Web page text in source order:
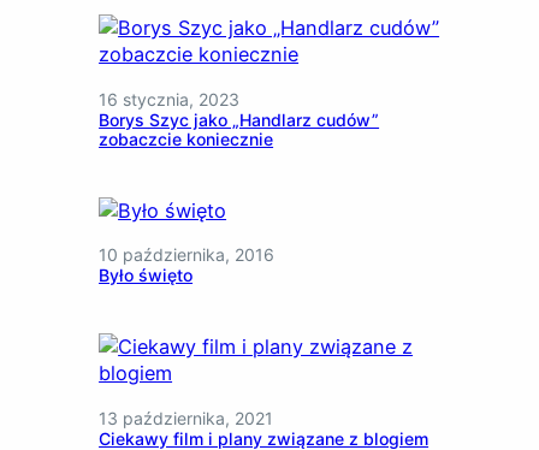
16 stycznia, 2023
Borys Szyc jako „Handlarz cudów”
zobaczcie koniecznie
10 października, 2016
Było święto
13 października, 2021
Ciekawy film i plany związane z blogiem